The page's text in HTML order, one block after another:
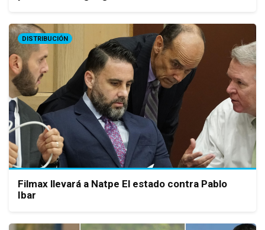
DISTRIBUCIÓN
Filmax llevará a Natpe El estado contra Pablo
Ibar